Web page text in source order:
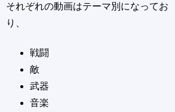
それぞれの動画はテーマ別になってお
り、
戦闘
敵
武器
音楽